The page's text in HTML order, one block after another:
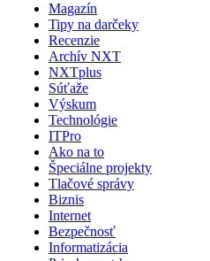
Magazín
Tipy na darčeky
Recenzie
Archív NXT
NXTplus
Súťaže
Výskum
Technológie
ITPro
Ako na to
Špeciálne projekty
Tlačové správy
Biznis
Internet
Bezpečnosť
Informatizácia